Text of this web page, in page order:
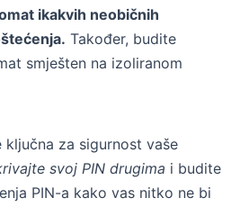
ikakvih neobičnih
Također, budite
smješten na izoliranom
ključna za sigurnost vaše
svoj PIN drugima i budite
PIN-a kako vas nitko ne bi